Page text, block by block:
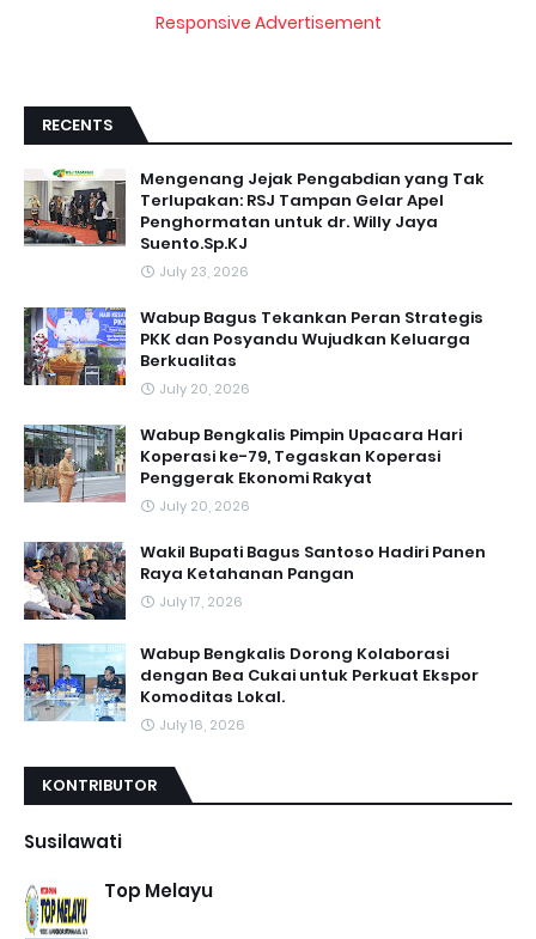
Responsive Advertisement
RECENTS
Mengenang Jejak Pengabdian yang Tak
Terlupakan: RSJ Tampan Gelar Apel
Penghormatan untuk dr. Willy Jaya
Suento.Sp.KJ
July 23, 2026
Wabup Bagus Tekankan Peran Strategis
PKK dan Posyandu Wujudkan Keluarga
Berkualitas
July 20, 2026
Wabup Bengkalis Pimpin Upacara Hari
Koperasi ke-79, Tegaskan Koperasi
Penggerak Ekonomi Rakyat
July 20, 2026
Wakil Bupati Bagus Santoso Hadiri Panen
Raya Ketahanan Pangan
July 17, 2026
Wabup Bengkalis Dorong Kolaborasi
dengan Bea Cukai untuk Perkuat Ekspor
Komoditas Lokal.
July 16, 2026
KONTRIBUTOR
Susilawati
Top Melayu